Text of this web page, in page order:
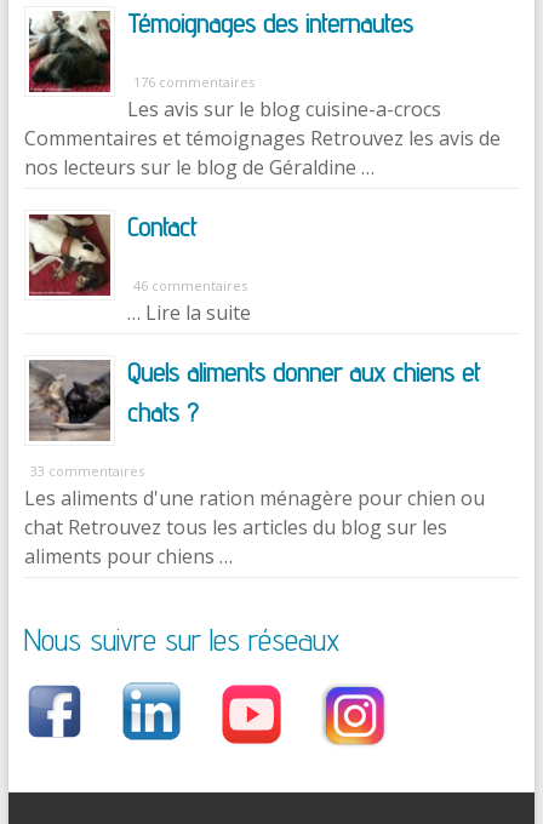
Témoignages des internautes
176 commentaires
Les avis sur le blog cuisine-a-crocs
Commentaires et témoignages Retrouvez les avis de
nos lecteurs sur le blog de Géraldine …
Contact
46 commentaires
… Lire la suite
Quels aliments donner aux chiens et
chats ?
33 commentaires
Les aliments d'une ration ménagère pour chien ou
chat Retrouvez tous les articles du blog sur les
aliments pour chiens …
Nous suivre sur les réseaux